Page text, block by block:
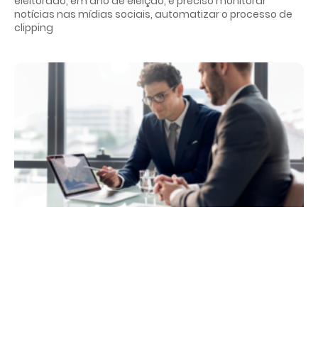
notícias nas mídias sociais, automatizar o processo de
clipping